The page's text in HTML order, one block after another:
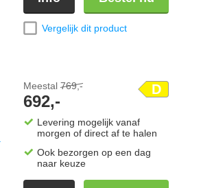
Vergelijk dit product
D
Meestal 769,-
692,-
Levering mogelijk vanaf
morgen of direct af te halen
Ook bezorgen op een dag
naar keuze